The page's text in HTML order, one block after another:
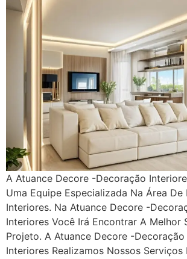
A Atuance Decore -Decoração
Uma Equipe Especializada Na Área
Interiores. Na Atuance Decore -
Interiores Você Irá Encontrar A Melhor
Projeto. A Atuance Decore -Decoração
Interiores Realizamos Nossos Serviços